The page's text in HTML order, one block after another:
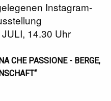
Instagram-
14.30 Uhr
CHE PASSIONE - BERGE,